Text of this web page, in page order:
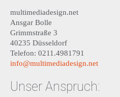
multimediadesign.net
Ansgar Bolle
Grimmstraße 3
40235 Düsseldorf
Telefon: 0211.4981791
info@multimediadesign.net
Unser Anspruch: